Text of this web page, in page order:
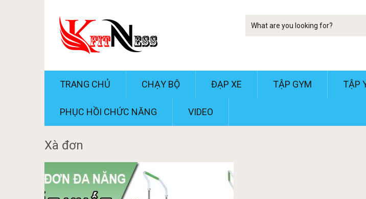
Tim
TRANG CHỦ CHẠY BỘ ĐẠP XE TẬP GYM TẬP
PHỤC HỒI CHỨC NĂNG VIDEO
Xà đơn